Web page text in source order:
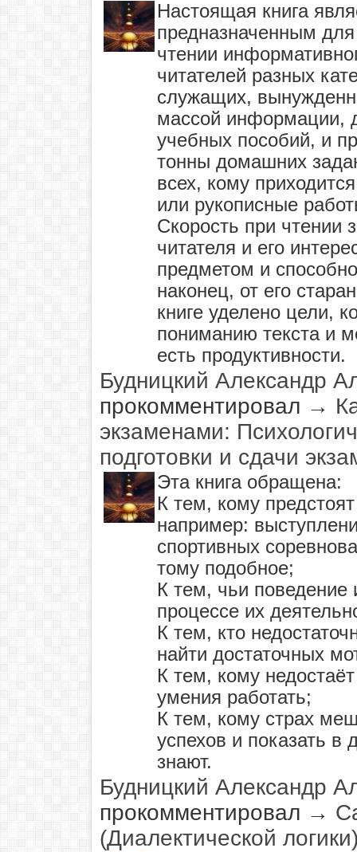
Настоящая книга
предназначенным
чтении
читателей разных
служащих,
массой информации,
учебных пособий, и
тонны домашних
всех, кому
или рукописные
Скорость при чтении
читателя и его
предметом и
наконец, от его
книге уделено цели,
пониманию текста и
есть продуктивности.
Будницкий Александр
прокомментировал →
экзаменами:
подготовки и сдачи
Эта книга обращена:
К тем, кому
например:
спортивных
тому подобное;
К тем, чьи поведение
процессе их
К тем, кто
найти достаточных
К тем, кому
умения работать;
К тем, кому страх
успехов и показать в
знают.
Будницкий Александр
прокомментировал →
(Диалектической